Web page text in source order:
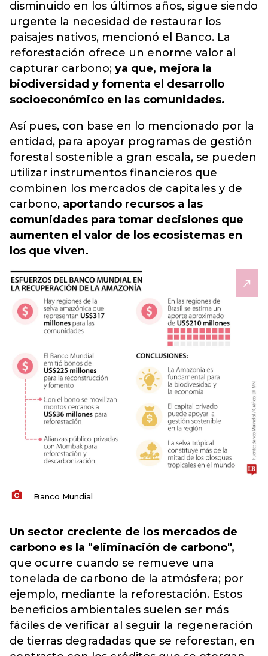
disminuido en los últimos años, sigue siendo
urgente la necesidad de restaurar los
paisajes nativos, mencionó el Banco. La
reforestación ofrece un enorme valor al
capturar carbono; ya que, mejora la
biodiversidad y fomenta el desarrollo
socioeconómico en las comunidades.
Así pues, con base en lo mencionado por la
entidad, para apoyar programas de gestión
forestal sostenible a gran escala, se pueden
utilizar instrumentos financieros que
combinen los mercados de capitales y de
carbono, aportando recursos a las
comunidades para tomar decisiones que
aumenten el valor de los ecosistemas en
los que viven.
Banco Mundial
Un sector creciente de los mercados de
carbono es la "eliminación de carbono",
que ocurre cuando se remueve una
tonelada de carbono de la atmósfera; por
ejemplo, mediante la reforestación. Estos
beneficios ambientales suelen ser más
fáciles de verificar al seguir la regeneración
de tierras degradadas que se reforestan, en